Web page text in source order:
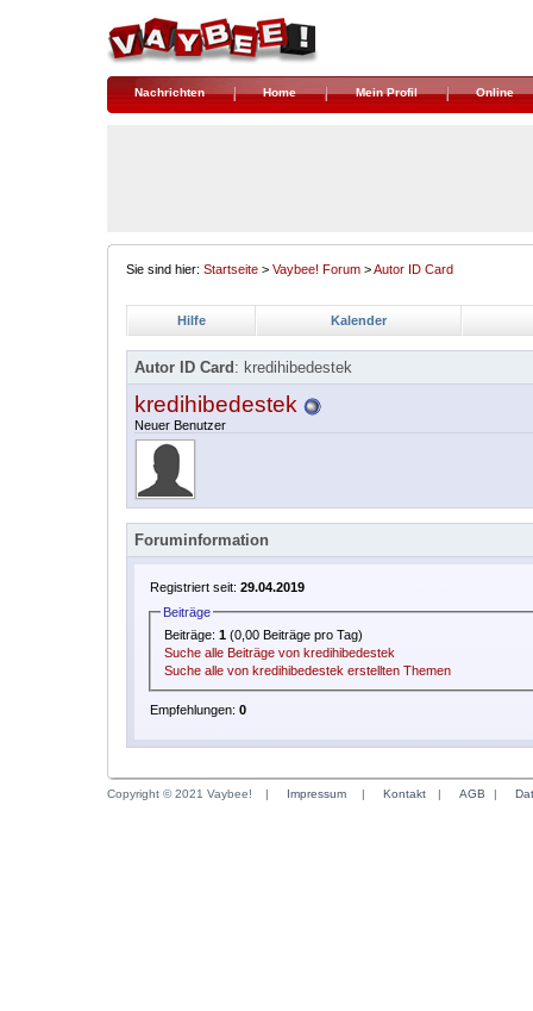
Nachrichten Home Mein Profil Online
Sie sind hier: Startseite > Vaybee! Forum >Autor ID Card
Hilfe Kalender
Autor ID Card : kredihibedestek
kredihibedestek
Neuer Benutzer
Foruminformation
Registriert seit: 29.04.2019
Beiträge
Beiträge:1 (0,00 Beiträge pro Tag)
Suche alle Beiträge von kredihibedestek
Suche alle von kredihibedestek erstellten Themen
Empfehlungen: 0
Copyright © 2021 Vaybee! | Impressum | Kontakt | AGB |